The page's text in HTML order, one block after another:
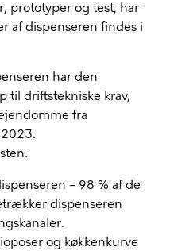
prototyper og test, har
af dispenseren findes i
har den
til driftstekniske krav,
fra
– 98 % af de
dispenseren
og køkkenkurve